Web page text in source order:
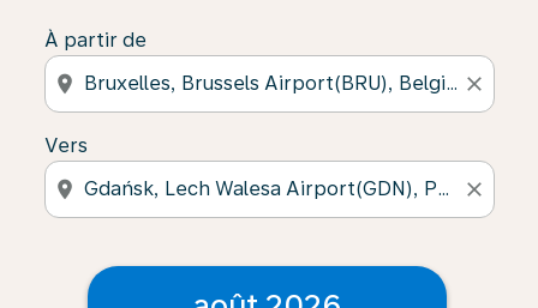
À partir de
location_on close
Vers
location_on close